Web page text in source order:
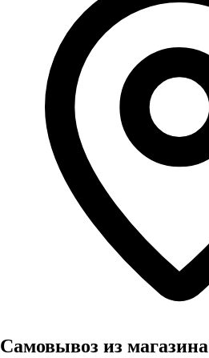
Самовывоз из магазина